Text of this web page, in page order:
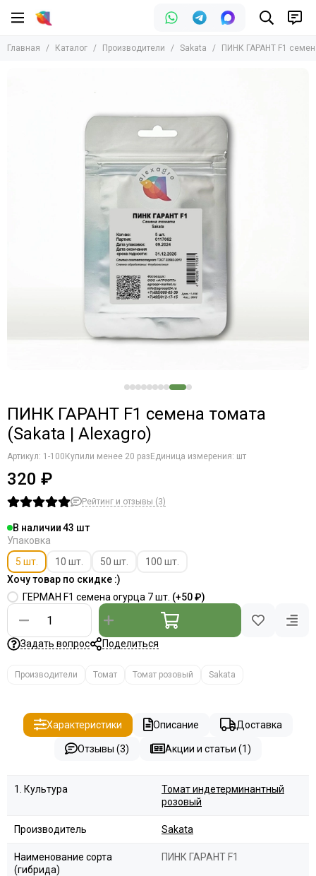
Производители
Главная Каталог Производители Sakata ПИНК ГАРАНТ F1
ПИНК ГАРАНТ F1 семена томата
(Sakata | Alexagro)
Артикул: 1-100 Купили менее 20 раз Единица измерения: шт
320 ₽
Рейтинг и отзывы (3)
В наличии43
Упаковка
5 шт.
10 шт. 50 шт.
100 шт.
Хочу товар по скидке :)
ГЕРМАН F1 семена огурца 7 шт. (+50 ₽)
Задать вопрос Поделиться
Производители Томат Томат розовый Sakata
Характеристики Описание Доставка
Отзывы (3) Акции и статьи (1)
1. Культура
Томат индетерминантный
розовый
Производитель Sakata
Наименование сорта
(гибрида)
ПИНК ГАРАНТ F1